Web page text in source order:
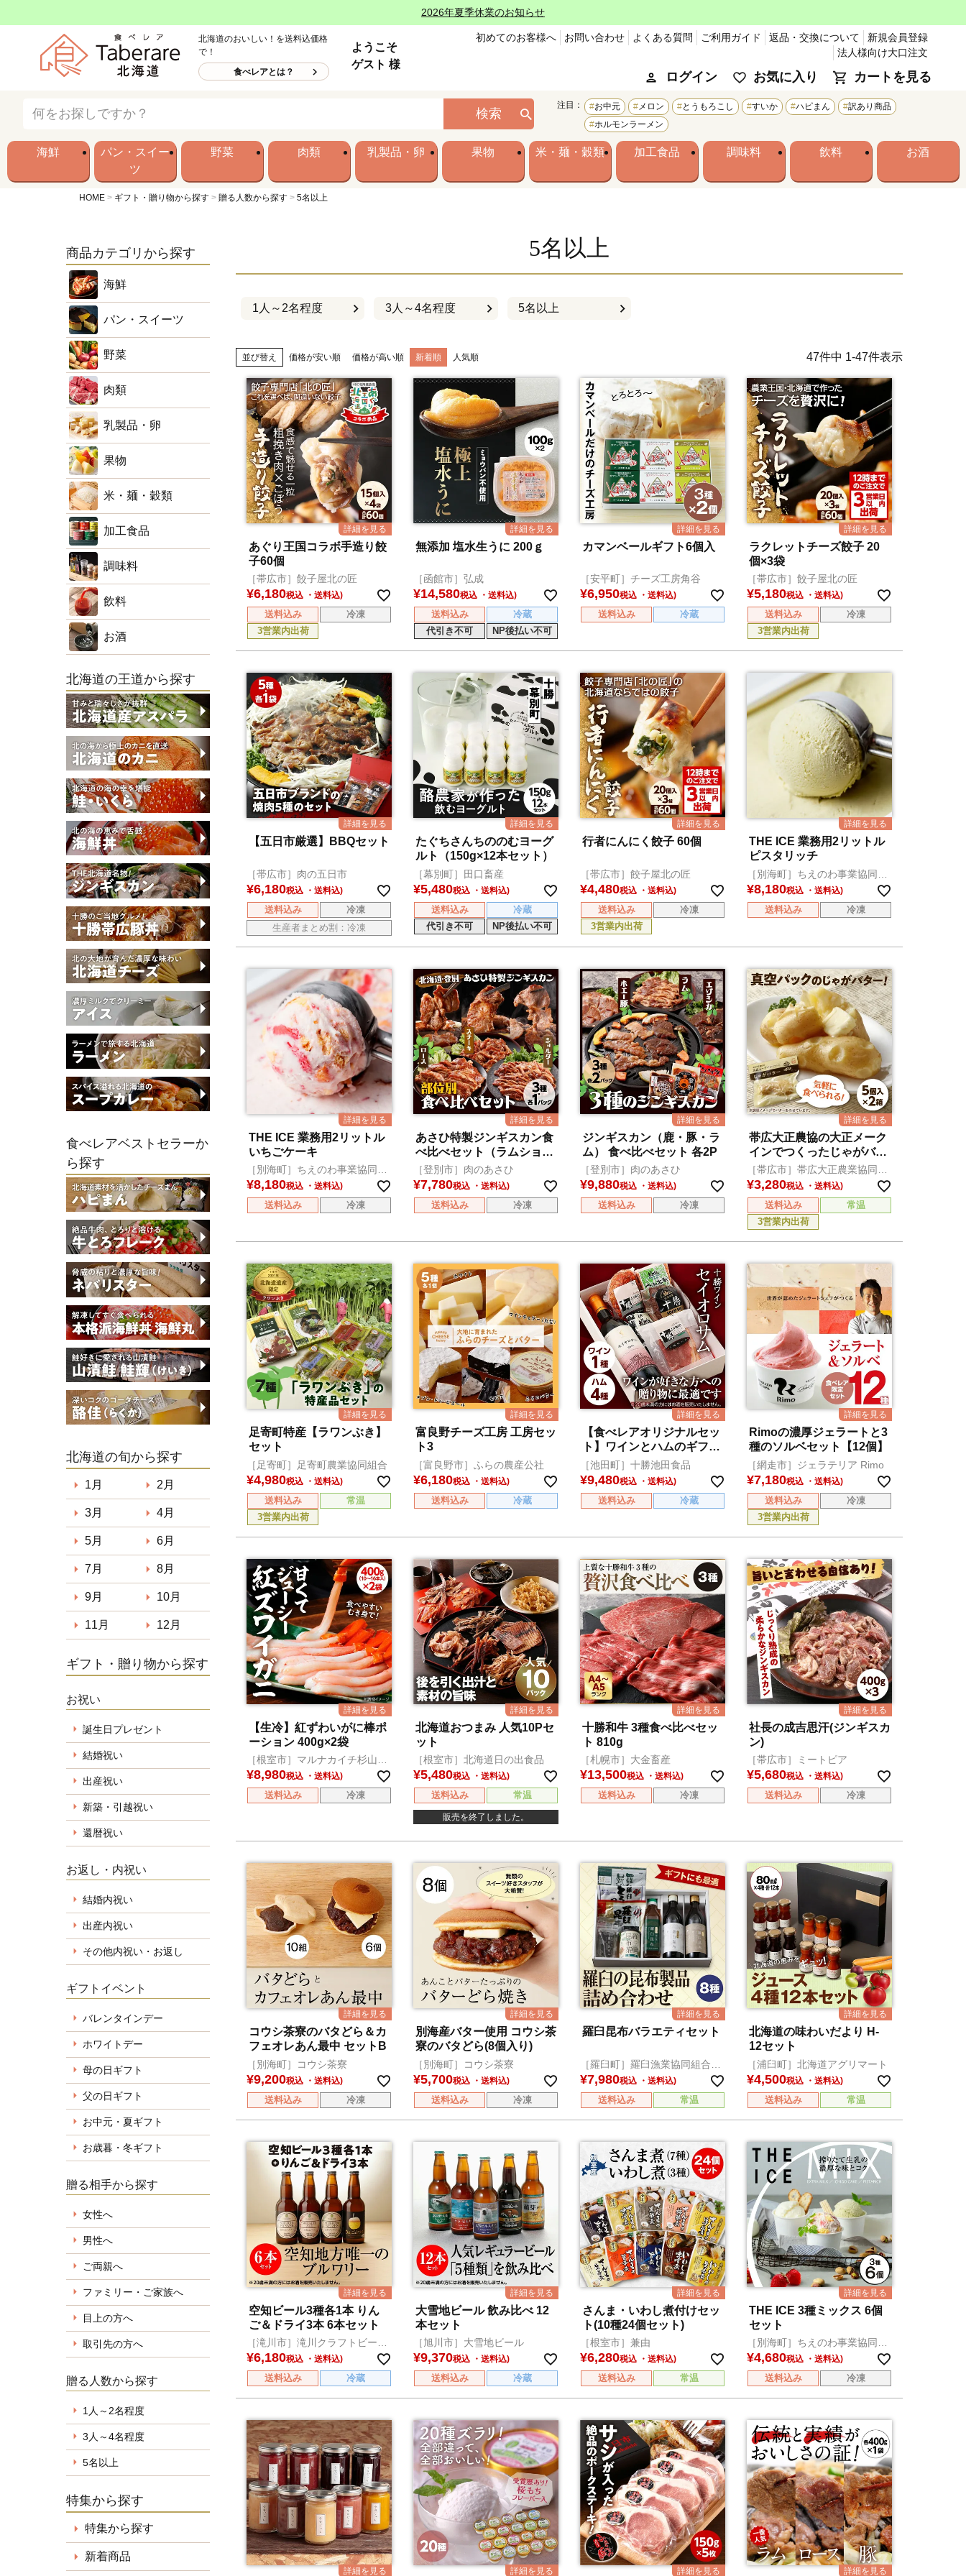
2026年夏季休業のお知らせ
北海道のおいしい！を送料込価格
で！
食べレアとは？
ようこそ
ゲスト 様
初めてのお客様へ お問い合わせ よくある質問 ご利用ガイド 返品・交換について
新規会員登録
法人様向け大口注文
ログイン お気に入り カートを見る
検索
注目： お中元 メロン とうもろこし すいか ハピまん
訳あり商品
ホルモンラーメン
海鮮
パン・スイー
ツ
野菜 肉類 乳製品・卵 果物 米・麺・穀類 加工食品 調味料 飲料 お酒
HOME ギフト・贈り物から探す 贈る人数から探す 5名以上
商品カテゴリから探す
海鮮
パン・スイーツ
野菜
肉類
乳製品・卵
果物
米・麺・穀類
加工食品
調味料
飲料
お酒
北海道の王道から探す
食べレアベストセラーか
ら探す
北海道の旬から探す
1月 2月
3月 4月
5月 6月
7月 8月
9月 10月
11月 12月
ギフト・贈り物から探す
お祝い
誕生日プレゼント
結婚祝い
出産祝い
新築・引越祝い
還暦祝い
お返し・内祝い
結婚内祝い
出産内祝い
その他内祝い・お返し
ギフトイベント
バレンタインデー
ホワイトデー
母の日ギフト
父の日ギフト
お中元・夏ギフト
お歳暮・冬ギフト
贈る相手から探す
女性へ
男性へ
ご両親へ
ファミリー・ご家族へ
目上の方へ
取引先の方へ
贈る人数から探す
1人～2名程度
3人～4名程度
5名以上
特集から探す
特集から探す
新着商品
5名以上
1人～2名程度 3人～4名程度 5名以上
並び替え 価格が安い順 価格が高い順 新着順 人気順 47件中 1-47件表示
あぐり王国コラボ手造り餃
子60個
［帯広市］餃子屋北の匠
¥6,180税込
送料込み
冷凍
3営業内出荷
無添加 塩水生うに 200ｇ
［函館市］弘成
¥14,580税込
送料込み
冷蔵
代引き不可
NP後払い不可
カマンベールギフト6個入
［安平町］チーズ工房角谷
¥6,950税込
送料込み 冷蔵
ラクレットチーズ餃子 20
個×3袋
［帯広市］餃子屋北の匠
¥5,180税込
送料込み
冷凍
3営業内出荷
【五日市厳選】BBQセット
［帯広市］肉の五日市
¥6,180税込
送料込み
冷凍
生産者まとめ割：冷凍
たぐちさんちののむヨーグ
ルト（150g×12本セット）
［幕別町］田口畜産
¥5,480税込
送料込み
冷蔵
代引き不可
NP後払い不可
行者にんにく餃子 60個
［帯広市］餃子屋北の匠
¥4,480税込
送料込み
冷凍
3営業内出荷
THE ICE 業務用2リットル
ピスタリッチ
［別海町］ちえのわ事業協同組
合
¥8,180税込
送料込み 冷凍
THE ICE 業務用2リットル
いちごケーキ
［別海町］ちえのわ事業協同組
合
¥8,180税込
送料込み 冷凍
あさひ特製ジンギスカン食
べ比べセット（ラムショル
ダー、ロース、ステーキ）
［登別市］肉のあさひ
¥7,780税込
送料込み 冷凍
ジンギスカン（鹿・豚・ラ
ム） 食べ比べセット 各2P
［登別市］肉のあさひ
¥9,880税込
送料込み 冷凍
帯広大正農協の大正メーク
インでつくったじゃがバタ
ー
［帯広市］帯広大正農業協同組
合
¥3,280税込
送料込み
常温
3営業内出荷
足寄町特産【ラワンぶき】
セット
［足寄町］足寄町農業協同組合
¥4,980税込
送料込み
常温
3営業内出荷
富良野チーズ工房 工房セッ
ト3
［富良野市］ふらの農産公社
¥6,180税込
送料込み 冷蔵
【食べレアオリジナルセッ
ト】ワインとハムのギフト
セット(セイオロサム)
［池田町］十勝池田食品
¥9,480税込
送料込み 冷蔵
Rimoの濃厚ジェラートと3
種のソルベセット【12個】
［網走市］ジェラテリア Rimo
¥7,180税込
送料込み
冷凍
3営業内出荷
【生冷】紅ずわいがに棒ポ
ーション 400g×2袋
［根室市］マルナカイチ杉山水
産
¥8,980税込
送料込み 冷凍
北海道おつまみ 人気10Pセ
ット
［根室市］北海道日の出食品
¥5,480税込
送料込み 常温
販売を終了しました。
十勝和牛 3種食べ比べセッ
ト 810g
［札幌市］大金畜産
¥13,500税込
送料込み 冷凍
社長の成吉思汗(ジンギスカ
ン)
［帯広市］ミートピア
¥5,680税込
送料込み 冷凍
コウシ茶寮のバタどら＆カ
フェオレあん最中 セットB
［別海町］コウシ茶寮
¥9,200税込
送料込み 冷凍
別海産バター使用 コウシ茶
寮のバタどら(8個入り)
［別海町］コウシ茶寮
¥5,700税込
送料込み 冷凍
羅臼昆布バラエティセット
［羅臼町］羅臼漁業協同組合直
営店 海鮮工房
¥7,980税込
送料込み 常温
北海道の味わいだより H-
12セット
［浦臼町］北海道アグリマート
¥4,500税込
送料込み 常温
空知ビール3種各1本 りん
ご＆ドライ3本 6本セット
［滝川市］滝川クラフトビール
工房
¥6,180税込
送料込み 冷蔵
大雪地ビール 飲み比べ 12
本セット
［旭川市］大雪地ビール
¥9,370税込
送料込み 冷蔵
さんま・いわし煮付けセッ
ト(10種24個セット)
［根室市］兼由
¥6,280税込
送料込み 常温
THE ICE 3種ミックス 6個
セット
［別海町］ちえのわ事業協同組
合
¥4,680税込
送料込み 冷凍